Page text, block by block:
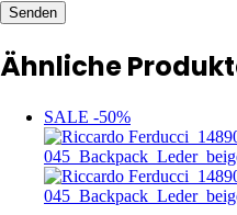
Senden
Ähnliche
SALE -50%